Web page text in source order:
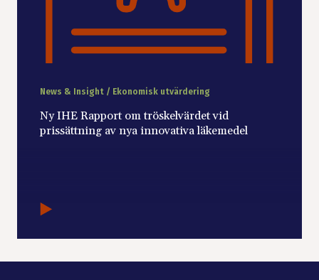
News & Insight / Ekonomisk utvärdering
Ny IHE Rapport om tröskelvärdet vid
prissättning av nya innovativa läkemedel